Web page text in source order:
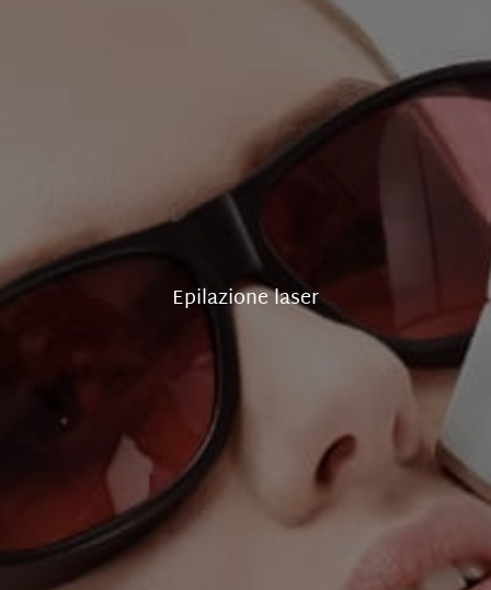
Epilazione laser